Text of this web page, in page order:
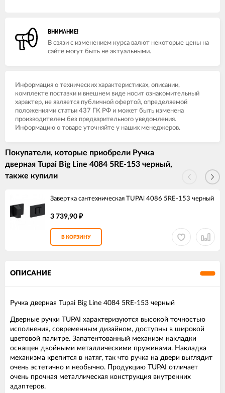
ВНИМАНИЕ!
В связи с изменением курса валют некоторые цены на
сайте могут быть не актуальными.
Информация о технических характеристиках, описании,
комплекте поставки и внешнем виде носит ознакомительный
характер, не является публичной офертой, определяемой
положениями статьи 437 ГК РФ и может быть изменена
производителем без предварительного уведомления.
Информацию о товаре уточняйте у наших менеджеров.
Покупатели, которые приобрели Ручка
дверная Tupai Big Line 4084 5RE-153 черный,
также купили
Завертка сантехническая TUPAi 4086 5RE-153 черный
3 739,90 ₽
В КОРЗИНУ
ОПИСАНИЕ
Ручка дверная Tupai Big Line 4084 5RE-153 черный
Дверные ручки TUPAI характеризуются высокой точностью
исполнения, современным дизайном, доступны в широкой
цветовой палитре. Запатентованный механизм накладки
оснащен двойными металлическими пружинами. Накладка
механизма крепится в натяг, так что ручка на двери выглядит
очень эстетично и необычно. Продукцию TUPAI отличает
очень прочная металлическая конструкция внутренних
адаптеров.